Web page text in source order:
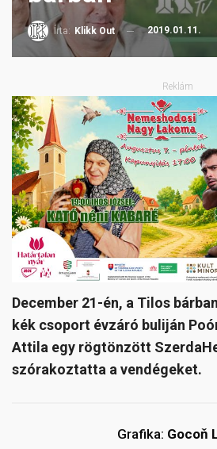
Írta: Klikk Out 2019.01.11.
Reklám
December 21-én, a Tilos
kék csoport évzáró buliján
Attila egy rögtönzött
szórakoztatta a vendégeket.
Grafika: Gocoň